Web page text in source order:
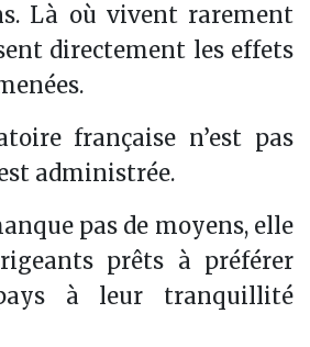
Là où vivent rarement
directement les effets
française n’est pas
administrée.
pas de moyens, elle
prêts à préférer
à leur tranquillité